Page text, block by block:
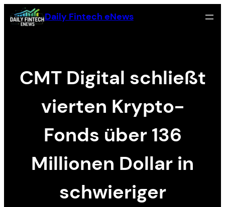
Skip
to
Daily Fintech eNews
CMT Digital schließt
vierten Krypto-
Fonds über 136
Millionen Dollar in
schwieriger